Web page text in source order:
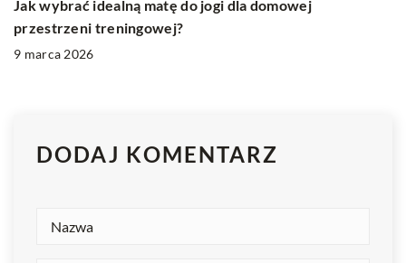
Jak wybrać idealną matę do jogi dla domowej
przestrzeni treningowej?
9 marca 2026
DODAJ KOMENTARZ